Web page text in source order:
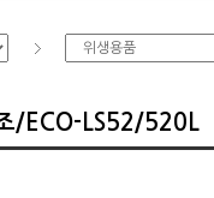
/ECO-LS52/520L